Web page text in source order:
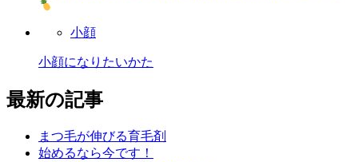
小顔
小顔になりたいかた
最新の記事
まつ毛が伸びる育毛剤
始めるなら今です！